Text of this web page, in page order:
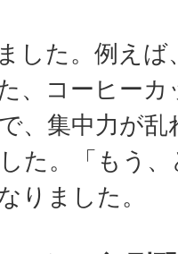
した。例え
、コーヒー
、集中力が
た。「もう
りました。